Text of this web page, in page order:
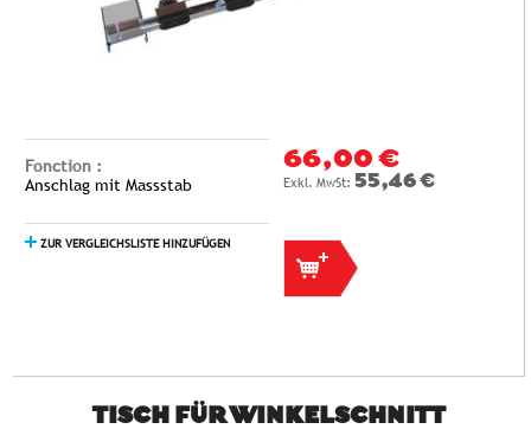
Fonction :
Anschlag mit Massstab
ZUR VERGLEICHSLISTE HINZUFÜGEN
66,00 €
55,46 €
TISCH FÜR WINKELSCHNITT